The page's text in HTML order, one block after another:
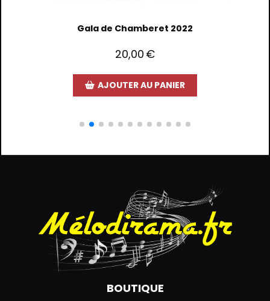
Gala de Chamberet 2022
20,00 €
AJOUTER AU PANIER
BOUTIQUE